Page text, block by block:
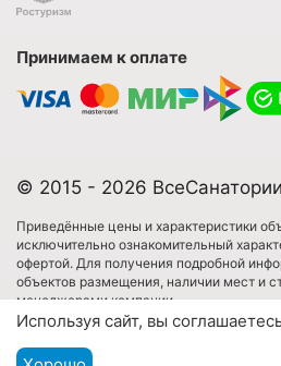
Принимаем к оплате
© 2015 - 2026
Приведённые цены и характеристики
исключительно ознакомительный
офертой. Для получения подробной
объектов размещения, наличии мест и
менеджерами компании.
Имеются противопоказания.
Используя сайт, вы